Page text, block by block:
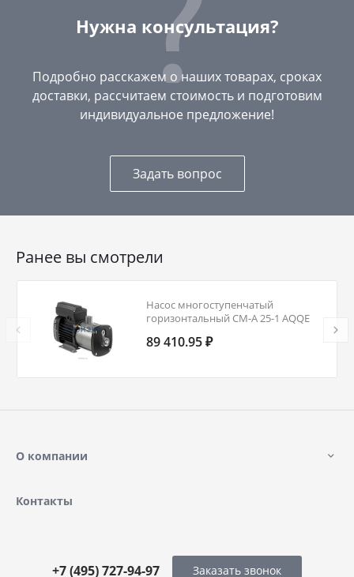
Нужна консультация?
Подробно расскажем о наших товарах, сроках
доставки, рассчитаем стоимость и подготовим
индивидуальное предложение!
Задать вопрос
Ранее вы смотрели
Насос многоступенчатый
горизонтальный CM-A 25-1 AQQE
Grundfos 97516584
89 410.95 ₽
О компании
Контакты
+7 (495) 727-94-97 Заказать звонок